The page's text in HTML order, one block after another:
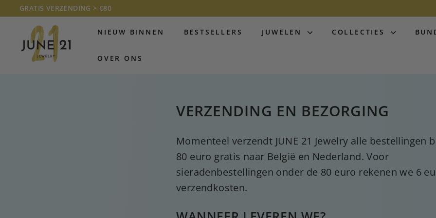
Doorgaan
naarDiavoorstelling
pauzeren
GRATIS VERZENDING > €80
U
N
NIEUW BINNEN BESTSELLERS JUWELEN COLLECTIES
OVER ONS
VERZENDING EN BEZORGING
Momenteel verzendt JUNE 21 Jewelry alle bestellingen
80 euro gratis naar België en Nederland. Voor
sieradenbestellingen onder de 80 euro rekenen we 6
verzendkosten.